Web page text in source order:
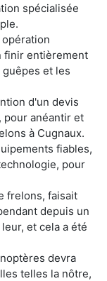
spécialisée
finir entièrement
et les
d'un devis
pour anéantir et
à Cugnaux.
fiables,
pour
frelons, faisait
depuis un
et cela a été
devra
telles la nôtre,